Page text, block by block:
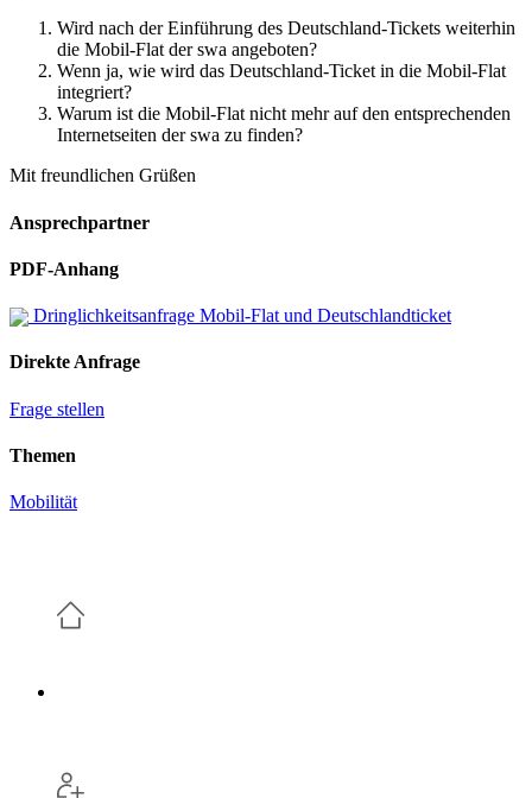
Wird nach der Einführung des Deutschland-Tickets weiterhin
die Mobil-Flat der swa angeboten?
Wenn ja, wie wird das Deutschland-Ticket in die Mobil-Flat
integriert?
Warum ist die Mobil-Flat nicht mehr auf den entsprechenden
Internetseiten der swa zu finden?
Mit freundlichen Grüßen
Ansprechpartner
PDF-Anhang
Dringlichkeitsanfrage Mobil-Flat und Deutschlandticket
Direkte Anfrage
Frage stellen
Themen
Mobilität